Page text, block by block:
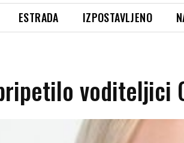
ESTRADA IZPOSTAVLJENO
voditeljici